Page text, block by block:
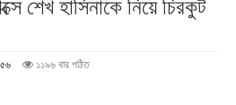
শেখ হাসিনাকে নিয়ে চিরকুট
১১৯৬ বার পঠিত